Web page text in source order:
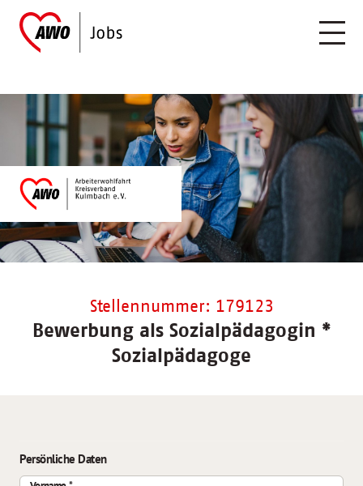
Stellennummer: 179123
Bewerbung als Sozialpädagogin *
Sozialpädagoge
Persönliche Daten